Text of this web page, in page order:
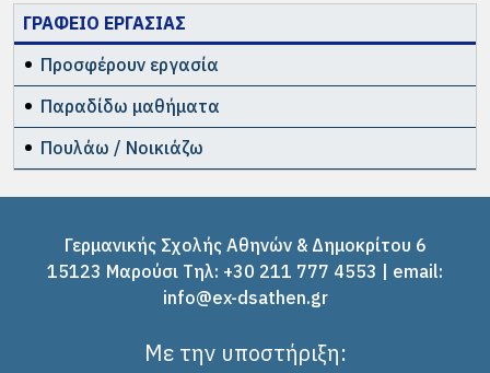
ΓΡΑΦΕΙΟ ΕΡΓΑΣΙΑΣ
Προσφέρουν εργασία
Παραδίδω μαθήματα
Πουλάω / Νοικιάζω
Γερμανικής Σχολής Αθηνών & Δημοκρίτου 6
15123 Μαρούσι Tηλ: +30 211 777 4553 | email:
info@ex-dsathen.gr
Με την υποστήριξη: